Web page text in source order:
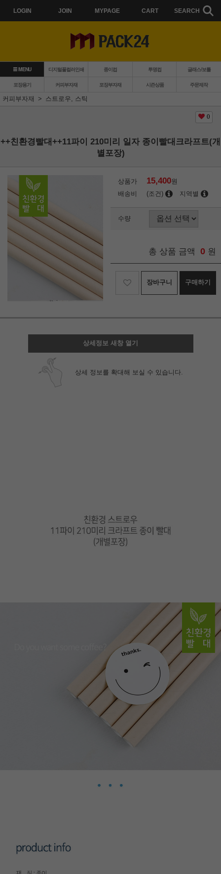
LOGIN JOIN MYPAGE CART SEARCH
MENU 디지털풀컬러인쇄 종이컵 투명컵 글래스/보틀
포장용기 커피부자재 포장부자재 시즌상품
주문제작
커피부자재
스트로우, 스틱
0
++친환경빨대++11파이 210미리 일자 종이빨대크라프트(개
별포장)
상품가 15,400원
배송비
(조건) 지역별
수량
총 상품 금액 0 원
장바구니 구매하기
상세정보 새창 열기
상세 정보를 확대해 보실 수 있습니다.